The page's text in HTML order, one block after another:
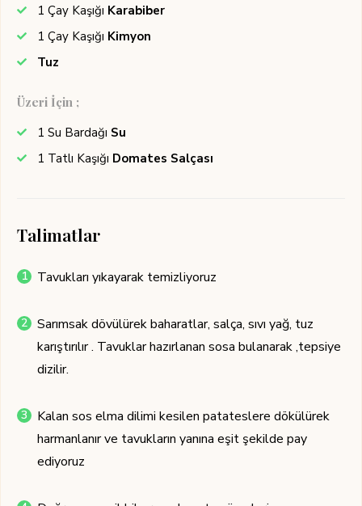
1 Çay Kaşığı Karabiber
1 Çay Kaşığı Kimyon
Tuz
Üzeri İçin ;
1 Su Bardağı Su
1 Tatlı Kaşığı Domates Salçası
Talimatlar
Tavukları yıkayarak temizliyoruz
Sarımsak dövülürek baharatlar, salça, sıvı yağ, tuz
karıştırılır . Tavuklar hazırlanan sosa bulanarak ,tepsiye
dizilir.
Kalan sos elma dilimi kesilen patateslere dökülürek
harmanlanır ve tavukların yanına eşit şekilde pay
ediyoruz